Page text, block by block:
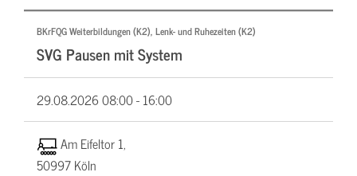
BKrFQG Weiterbildungen (K2), Lenk- und Ruhezeiten (K2)
SVG Pausen mit System
29.08.202608:00 - 16:00
Am Eifeltor 1,
50997 Köln